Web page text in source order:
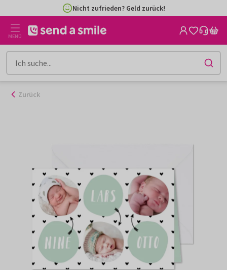
Inhalt
gehen
Nicht zufrieden? Geld zurück!
MENÜ
Zurück